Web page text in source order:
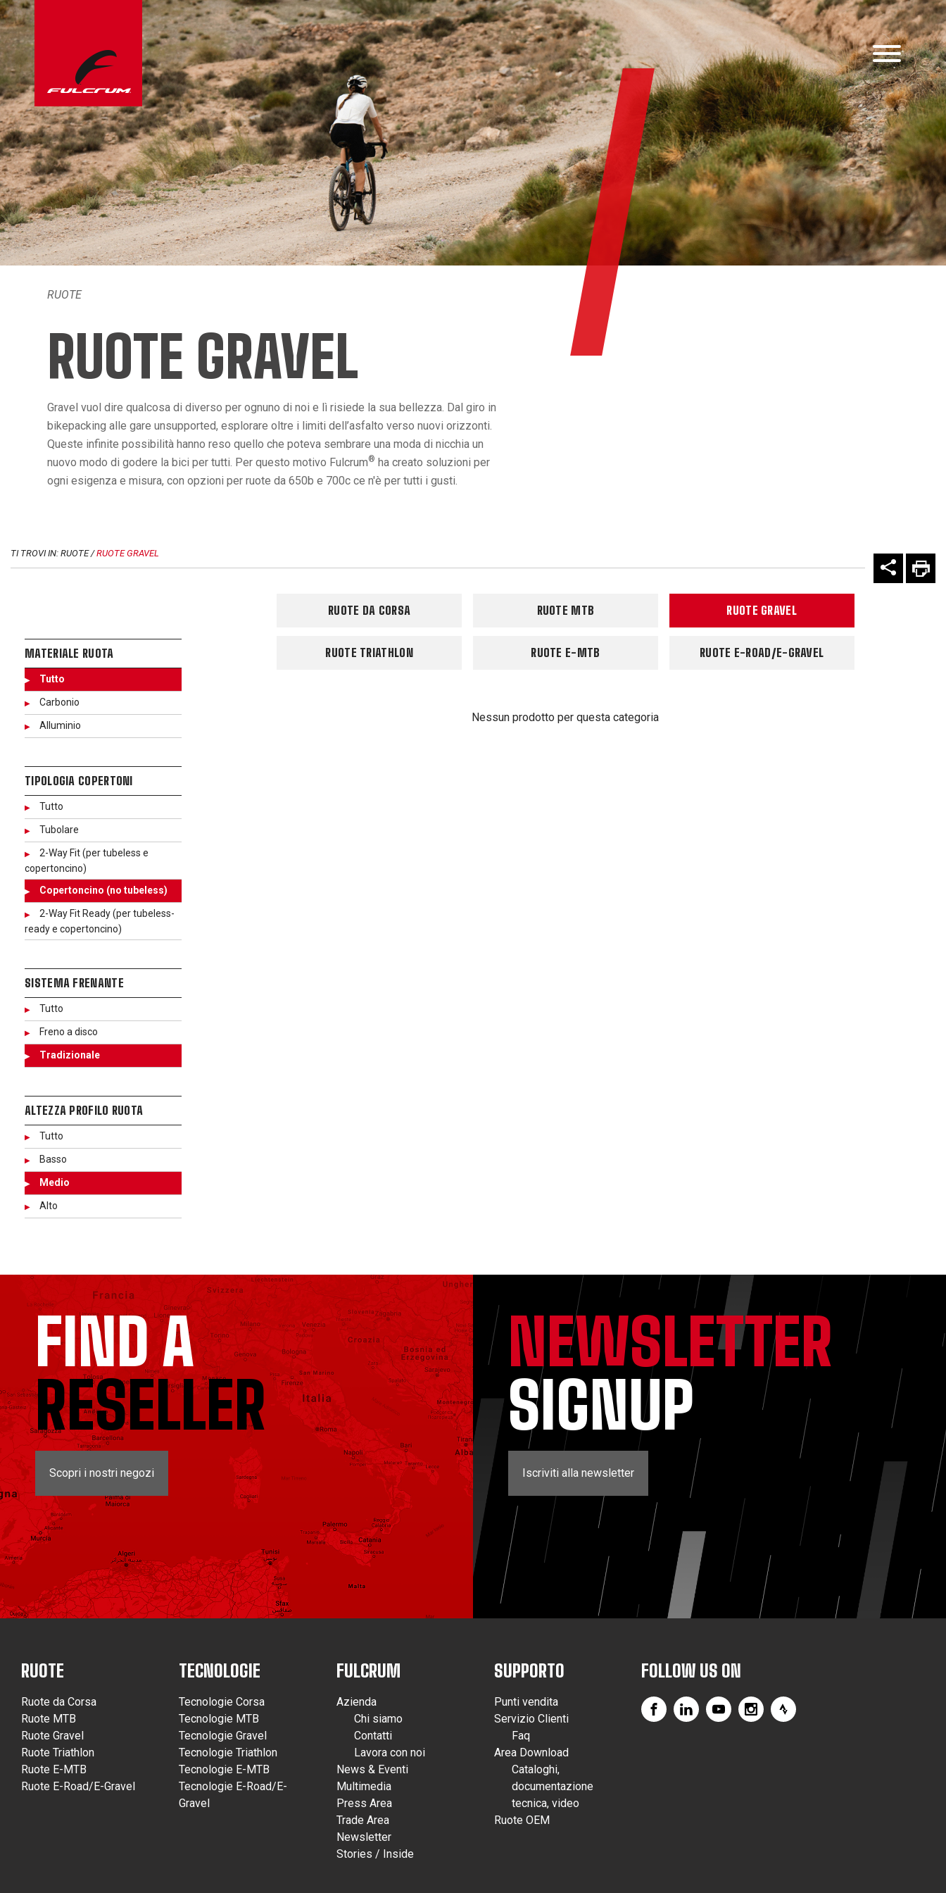
RUOTE
RUOTE GRAVEL
Gravel vuol dire qualcosa di diverso per ognuno di noi e lì risiede la sua bellezza. Dal giro in
bikepacking alle gare unsupported, esplorare oltre i limiti dell’asfalto verso nuovi orizzonti.
Queste infinite possibilità hanno reso quello che poteva sembrare una moda di nicchia un
nuovo modo di godere la bici per tutti. Per questo motivo Fulcrum® ha creato soluzioni per
ogni esigenza e misura, con opzioni per ruote da 650b e 700c ce n'è per tutti i gusti.
TI TROVI IN: RUOTE /RUOTE GRAVEL
MATERIALE RUOTA
Tutto
Carbonio
Alluminio
TIPOLOGIA COPERTONI
Tutto
Tubolare
2-Way Fit (per tubeless e
copertoncino)
Copertoncino (no tubeless)
2-Way Fit Ready (per tubeless-
ready e copertoncino)
SISTEMA FRENANTE
Tutto
Freno a disco
Tradizionale
ALTEZZA PROFILO RUOTA
Tutto
Basso
Medio
Alto
RUOTE DA CORSA RUOTE MTB RUOTE GRAVEL
RUOTE TRIATHLON RUOTE E-MTB RUOTE E-ROAD/E-GRAVEL
Nessun prodotto per questa categoria
FIND A
RESELLER
Scopri i nostri negozi
NEWSLETTER
SIGNUP
Iscriviti alla newsletter
RUOTE
Ruote da Corsa
Ruote MTB
Ruote Gravel
Ruote Triathlon
Ruote E-MTB
Ruote E-Road/E-Gravel
TECNOLOGIE
Tecnologie Corsa
Tecnologie MTB
Tecnologie Gravel
Tecnologie Triathlon
Tecnologie E-MTB
Tecnologie E-Road/E-
Gravel
FULCRUM
Azienda
Chi siamo
Contatti
Lavora con noi
News & Eventi
Multimedia
Press Area
Trade Area
Newsletter
Stories / Inside
SUPPORTO
Punti vendita
Servizio Clienti
Faq
Area Download
Cataloghi,
documentazione
tecnica, video
Ruote OEM
FOLLOW US ON